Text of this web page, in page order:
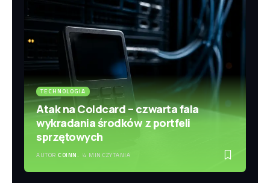
TECHNOLOGIA
Atak na Coldcard – czwarta fala
wykradania środków z portfeli
sprzętowych
AUTOR COINN. 4 MIN CZYTANIA